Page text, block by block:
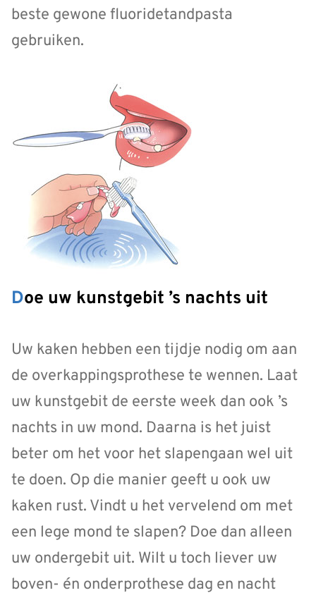
beste gewone fluoridetandpasta
gebruiken.
Doe uw kunstgebit ’s nachts uit
Uw kaken hebben een tijdje nodig om aan
de overkappingsprothese te wennen. Laat
uw kunstgebit de eerste week dan ook ’s
nachts in uw mond. Daarna is het juist
beter om het voor het slapengaan wel uit
te doen. Op die manier geeft u ook uw
kaken rust. Vindt u het vervelend om met
een lege mond te slapen? Doe dan alleen
uw ondergebit uit. Wilt u toch liever uw
boven- én onderprothese dag en nacht